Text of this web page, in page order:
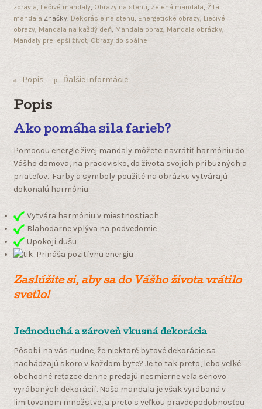
zdravia, liečivé mandaly, Obrazy na stenu, Zelená mandala, Žltá
mandala Značky: Dekorácie na stenu, Energetické obrazy, Liečivé
obrazy, Mandala na každý deň, Mandala obraz, Mandala obrázky,
Mandaly pre lepší život, Obrazy do spálne
Popis Ďalšie informácie
Popis
Ako pomáha sila farieb?
Pomocou energie živej mandaly môžete navrátiť harmóniu do
Vášho domova, na pracovisko, do života svojich príbuzných a
priateľov. Farby a symboly použité na obrázku vytvárajú
dokonalú harmóniu.
Vytvára harmóniu v miestnostiach
Blahodarne vplýva na podvedomie
Upokojí dušu
Prináša pozitívnu energiu
Zaslúžite si, aby sa do Vášho života vrátilo
svetlo!
Jednoduchá a zároveň vkusná dekorácia
Pôsobí na vás nudne, že niektoré bytové dekorácie sa
nachádzajú skoro v každom byte? Je to tak preto, lebo veľké
obchodné reťazce denne predajú nesmierne veľa sériovo
vyrábaných dekorácií. Naša mandala je však vyrábaná v
limitovanom množstve, a preto s veľkou pravdepodobnosťou